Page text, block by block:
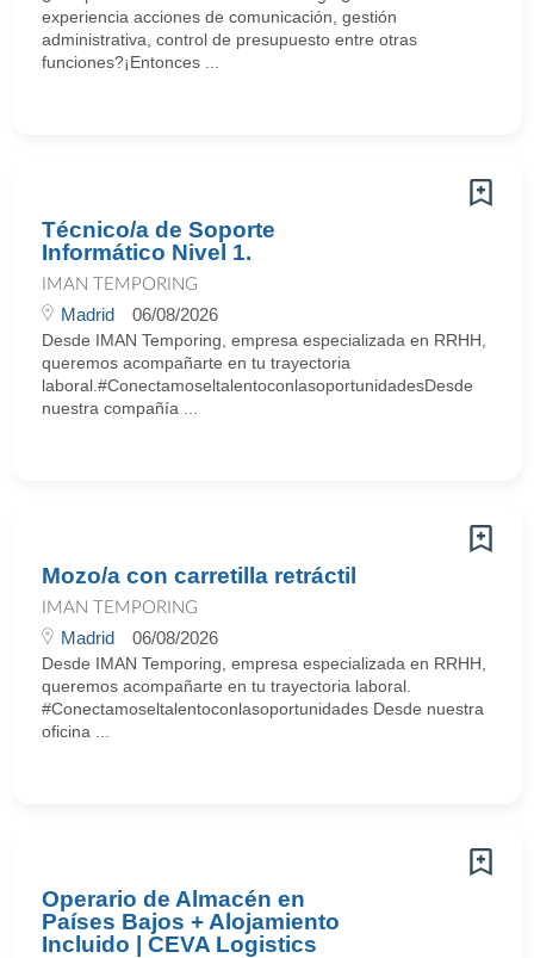
experiencia acciones de comunicación, gestión
administrativa, control de presupuesto entre otras
funciones?¡Entonces ...
Técnico/a de Soporte
Informático Nivel 1.
IMAN TEMPORING
Madrid 06/08/2026
Desde IMAN Temporing, empresa especializada en RRHH,
queremos acompañarte en tu trayectoria
laboral.#ConectamoseltalentoconlasoportunidadesDesde
nuestra compañía ...
Mozo/a con carretilla retráctil
IMAN TEMPORING
Madrid 06/08/2026
Desde IMAN Temporing, empresa especializada en RRHH,
queremos acompañarte en tu trayectoria laboral.
#Conectamoseltalentoconlasoportunidades Desde nuestra
oficina ...
Operario de Almacén en
Países Bajos + Alojamiento
Incluido | CEVA Logistics